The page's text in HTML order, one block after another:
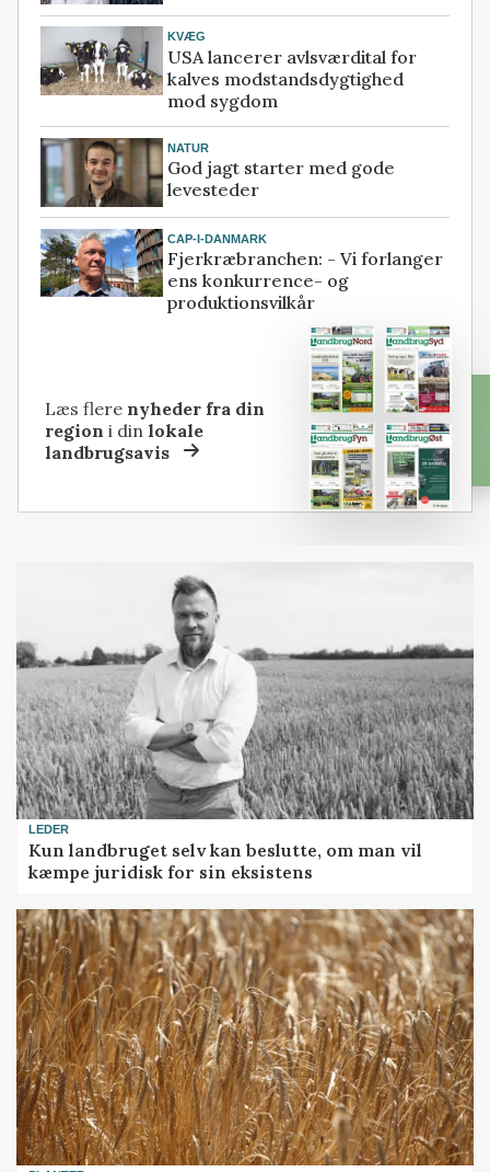
KVÆG
USA lancerer avlsværdital for
kalves modstandsdygtighed
mod sygdom
NATUR
God jagt starter med gode
levesteder
CAP-I-DANMARK
Fjerkræbranchen: - Vi forlanger
ens konkurrence- og
produktionsvilkår
Læs flere nyheder fra din
region i dinlokale
landbrugsavis
LEDER
Kun landbruget selv kan beslutte, om man vil
kæmpe juridisk for sin eksistens